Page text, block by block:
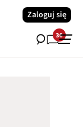
Zaloguj się
30